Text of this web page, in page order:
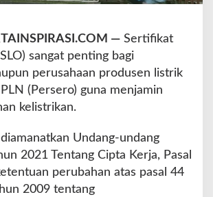
— Sertifikat
sangat penting bagi
perusahaan produsen listrik
(Persero) guna menjamin
kelistrikan.
Undang-undang
2021 Tentang Cipta Kerja, Pasal
perubahan atas pasal 44
2009 tentang